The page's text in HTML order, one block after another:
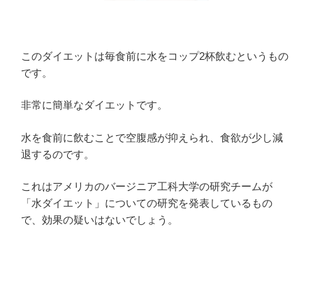
このダイエットは毎食前に水をコップ2杯飲むというもの
です。
非常に簡単なダイエットです。
水を食前に飲むことで空腹感が抑えられ、食欲が少し減
退するのです。
これはアメリカのバージニア工科大学の研究チームが
「水ダイエット」についての研究を発表しているもの
で、効果の疑いはないでしょう。